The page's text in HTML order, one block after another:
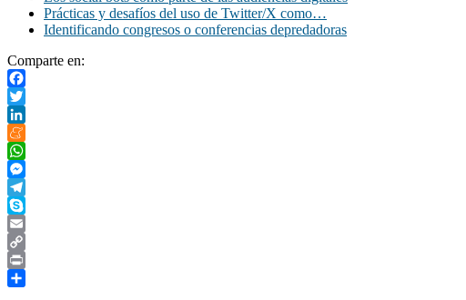
Prácticas y desafíos del uso de Twitter/X como…
Identificando congresos o conferencias depredadoras
Comparte en:
Facebook
Twitter
LinkedIn
Meneame
WhatsApp
Messenger
Telegram
Skype
Email
Copy
Link
Print